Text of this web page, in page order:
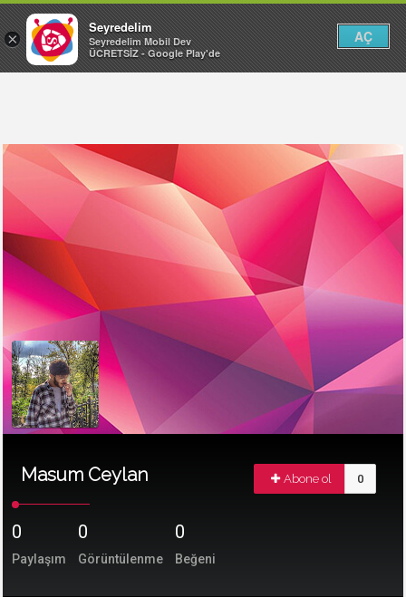
Masum Ceylan Abone ol 0
0
Paylaşım
0
Görüntülenme
0
Beğeni
×
Seyredelim
Seyredelim Mobil Dev
ÜCRETSİZ - Google Play'de
AÇ